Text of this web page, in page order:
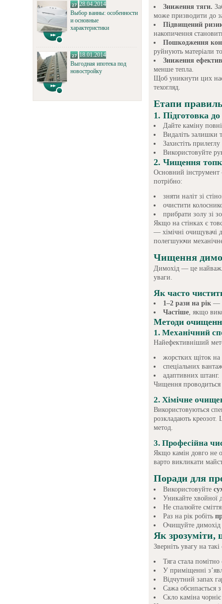
28.04.2014
Выбор ванны: особенности
и основные
характеристики
18.01.2014
Выгодная ипотека под
новостройку
Зниження тяги.
може призводити до
Підвищений
накопичення
Пошкодження
руйнують матеріали
Зниження
менше тепла.
Щоб уникнути цих
техогляд.
Етапи
1. Підготовка
Дайте каміну
Видаліть залишки
Захистіть
Використовуйте
2. Чищення
Основний
потрібно:
зняти наліт зі
очистити
прибрати золу зі
Якщо на стінках є
— хімічні очищувачі
полегшуючи
Чищення
Димохід — це
уваги.
Як часто
1–2 рази на рік —
Частіше , якщо
Методи
1. Механічний
Найефективніший
жорстких щіток на
спеціальних
адаптивних штанг.
Чищення проводиться
2. Хімічне
Використовуються
розкладають
метод.
3. Професійна
Якщо камін довго не
варто викликати
Поради для
Використовуйте
Уникайте хвойної
Не спалюйте
Раз на рік робіть
Очищуйте димохід
Як зрозуміти,
Зверніть увагу на
Тяга стала
У приміщенні
Відчутний запах
Сажа обсипається
Скло каміна